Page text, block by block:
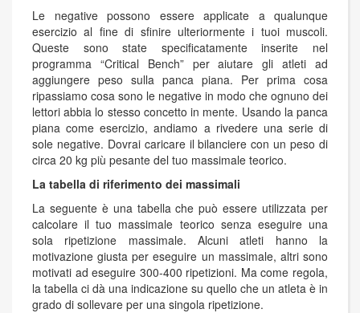
Le negative possono essere applicate a qualunque
esercizio al fine di sfinire ulteriormente i tuoi muscoli.
Queste sono state specificatamente inserite nel
programma “Critical Bench” per aiutare gli atleti ad
aggiungere peso sulla panca piana. Per prima cosa
ripassiamo cosa sono le negative in modo che ognuno dei
lettori abbia lo stesso concetto in mente. Usando la panca
piana come esercizio, andiamo a rivedere una serie di
sole negative. Dovrai caricare il bilanciere con un peso di
circa 20 kg più pesante del tuo massimale teorico.
La tabella di riferimento dei massimali
La seguente è una tabella che può essere utilizzata per
calcolare il tuo massimale teorico senza eseguire una
sola ripetizione massimale. Alcuni atleti hanno la
motivazione giusta per eseguire un massimale, altri sono
motivati ad eseguire 300-400 ripetizioni. Ma come regola,
la tabella ci dà una indicazione su quello che un atleta è in
grado di sollevare per una singola ripetizione.